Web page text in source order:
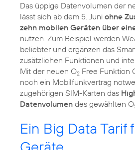
Das üppige Datenvolumen der
lässt sich ab dem 5. Juni ohne
zehn mobilen Geräten über
nutzen. Zum Beispiel werden
beliebter und ergänzen das
zusätzlichen Funktionen und
Mit der neuen O2 Free Funktion
noch ein Mobilfunkvertrag
zugehörigen SIM-Karten das
Datenvolumen des gewählten O
Ein Big Data Tarif